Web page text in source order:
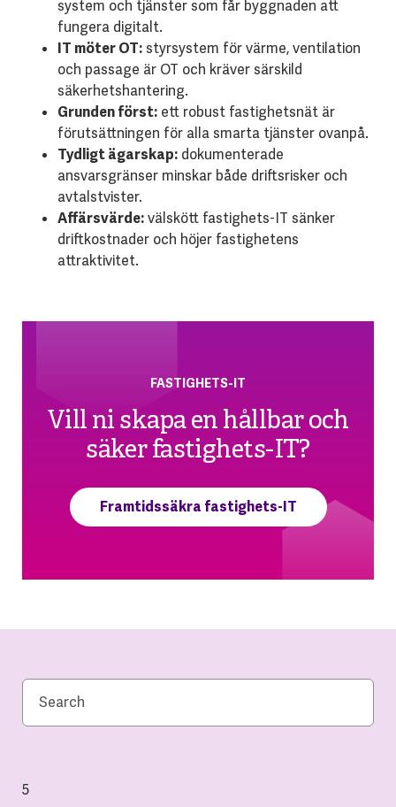
system och tjänster som får byggnaden att
fungera digitalt.
IT möter OT:styrsystem för värme, ventilation
och passage är OT och kräver särskild
säkerhetshantering.
Grunden först:ett robust fastighetsnät är
förutsättningen för alla smarta tjänster ovanpå.
Tydligt ägarskap:dokumenterade
ansvarsgränser minskar både driftsrisker och
avtalstvister.
Affärsvärde:välskött fastighets-IT sänker
driftkostnader och höjer fastighetens
attraktivitet.
FASTIGHETS-IT
Vill ni skapa en hållbar och
säker fastighets-IT?
Framtidssäkra fastighets-IT
5